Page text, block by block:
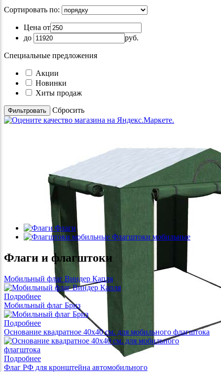
Сортировать по:
Цена от
до
руб.
Специальные предложения
Акции
Новинки
Хиты продаж
Cбросить
Флаги
Флагштоки мобильные
Флаги и флагштоки
Мобильный флаг Виндер Капля
Подробнее
Мобильный флаг Бриз
Подробнее
Основание квадратное 40x40 см. для мобильного флагштока
Подробнее
Флаг РФ для кронштейна автомобильного